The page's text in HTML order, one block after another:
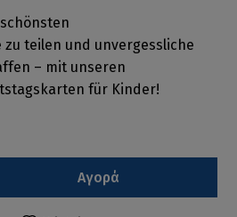
teilen und unvergessliche
– mit unseren
für Kinder!
Αγορά